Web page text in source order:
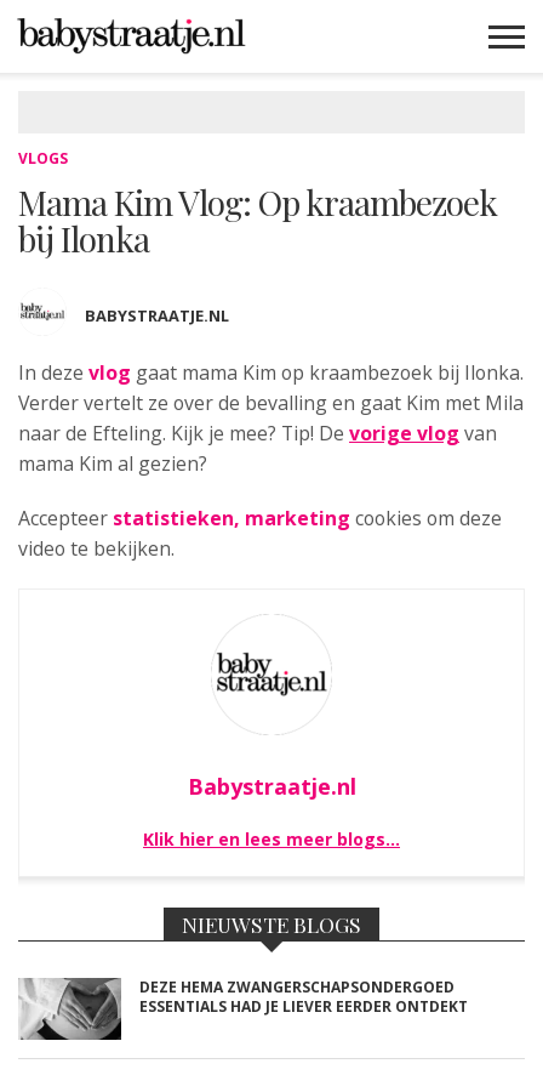
VLOGS
Mama Kim Vlog: Op kraambezoek
bij Ilonka
BABYSTRAATJE.NL
In deze vlog gaat mama Kim op kraambezoek bij Ilonka.
Verder vertelt ze over de bevalling en gaat Kim met Mila
naar de Efteling. Kijk je mee? Tip! De vorige vlog van
mama Kim al gezien?
Accepteer statistieken, marketing cookies om deze
video te bekijken.
Babystraatje.nl
Klik hier en lees meer blogs…
NIEUWSTE BLOGS
DEZE HEMA ZWANGERSCHAPSONDERGOED
ESSENTIALS HAD JE LIEVER EERDER ONTDEKT